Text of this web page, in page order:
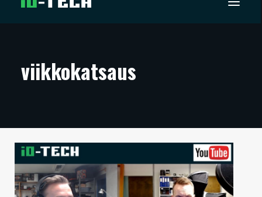
ARTIKKELIT
TECHBBS
TIETOA
HINTA.FI
viikkokatsaus